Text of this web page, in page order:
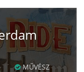
MŰVÉSZ